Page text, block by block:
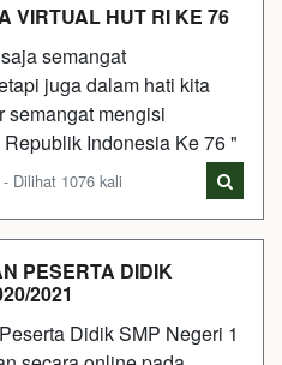
VIRTUAL HUT RI KE 76
semangat
juga dalam hati kita
semangat mengisi
Indonesia Ke 76 "
Dilihat 1076 kali
PESERTA DIDIK
2021
Didik SMP Negeri 1